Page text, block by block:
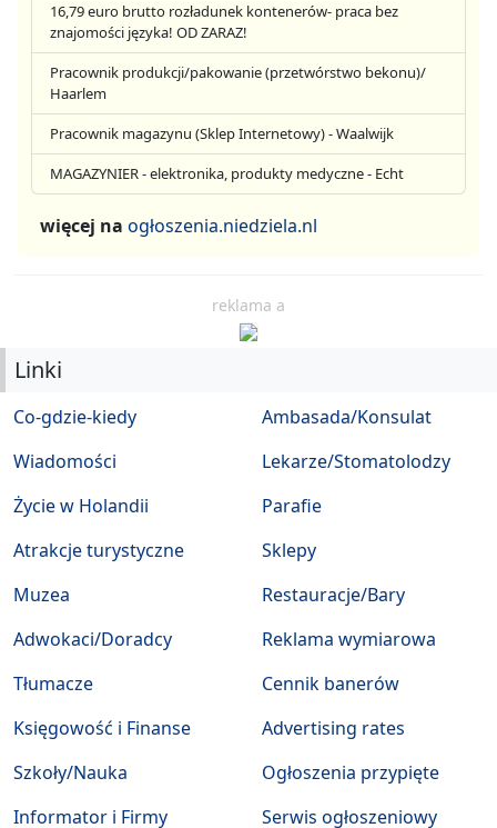
16,79 euro brutto rozładunek kontenerów- praca bez
znajomości języka! OD ZARAZ!
Pracownik produkcji/pakowanie (przetwórstwo bekonu)/
Haarlem
Pracownik magazynu (Sklep Internetowy) - Waalwijk
MAGAZYNIER - elektronika, produkty medyczne - Echt
więcej na ogłoszenia.niedziela.nl
reklama a
Linki
Co-gdzie-kiedy
Wiadomości
Życie w Holandii
Atrakcje turystyczne
Muzea
Ambasada/Konsulat
Lekarze/Stomatolodzy
Parafie
Sklepy
Restauracje/Bary
Adwokaci/Doradcy
Tłumacze
Księgowość i Finanse
Szkoły/Nauka
Informator i Firmy
Reklama wymiarowa
Cennik banerów
Advertising rates
Ogłoszenia przypięte
Serwis ogłoszeniowy